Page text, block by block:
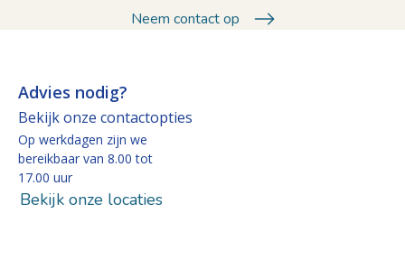
Neem contact op
Advies nodig?
Bekijk onze contactopties
Op werkdagen zijn we
bereikbaar van 8.00 tot
17.00 uur
Bekijk onze locaties